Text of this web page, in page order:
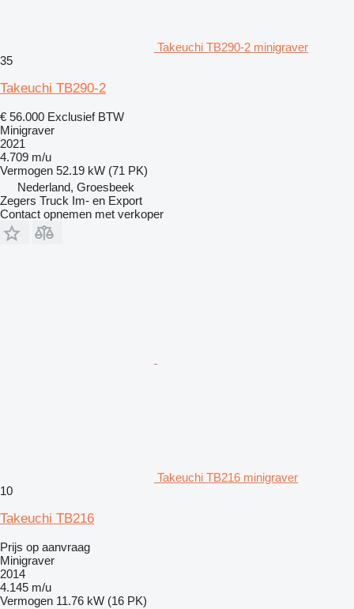
Takeuchi TB290-2 minigraver
35
Takeuchi TB290-2
€ 56.000 Exclusief BTW
Minigraver
2021
4.709 m/u
Vermogen 52.19 kW (71 PK)
Nederland, Groesbeek
Zegers Truck Im- en Export
Contact opnemen met verkoper
Takeuchi TB216 minigraver
10
Takeuchi TB216
Prijs op aanvraag
Minigraver
2014
4.145 m/u
Vermogen 11.76 kW (16 PK)